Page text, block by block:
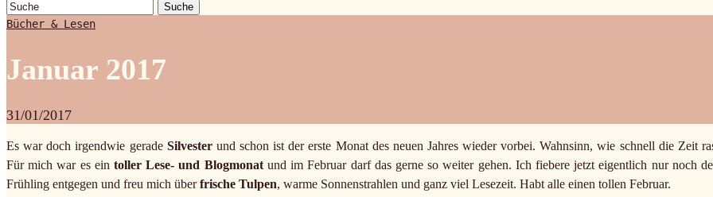
Suche
Bücher & Lesen
Januar 2017
31/01/2017
Es war doch irgendwie gerade Silvesterund schon ist der erste Monat des neuen Jahres wieder vorbei. Wahnsinn, wie schnell die Zeit
Für mich war es ein toller Lese- und Blogmonatund im Februar darf das gerne so weiter gehen. Ich fiebere jetzt eigentlich nur noch
Frühling entgegen und freu mich überfrische Tulpen, warme Sonnenstrahlen und ganz viel Lesezeit. Habt alle einen tollen Februar.